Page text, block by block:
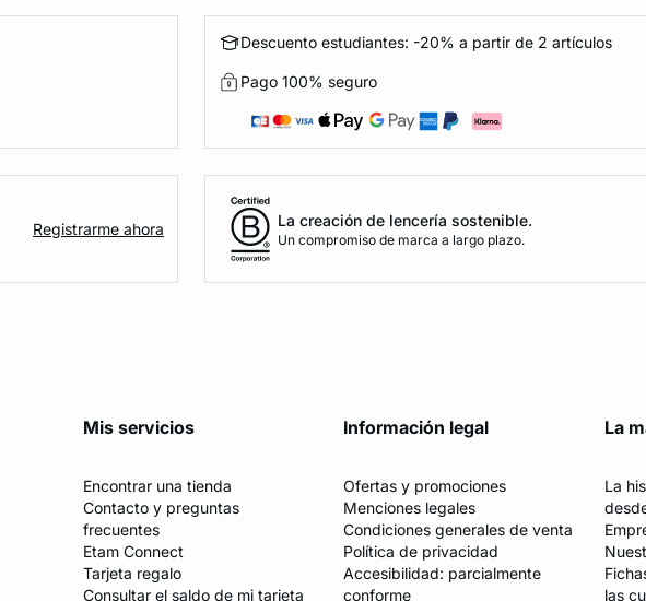
Descuento estudiantes: -20% a partir de 2 artículos
Pago 100% seguro
Registrarme ahora La creación de lencería sostenible.
Un compromiso de marca a largo plazo.
Mis servicios
Encontrar una tienda
Contacto y preguntas
frecuentes
Etam Connect
Tarjeta regalo
Consultar el saldo de mi tarjeta
Información legal
Ofertas y promociones
Menciones legales
Condiciones generales de venta
Política de privacidad
Accesibilidad: parcialmente
conforme
La
La
las